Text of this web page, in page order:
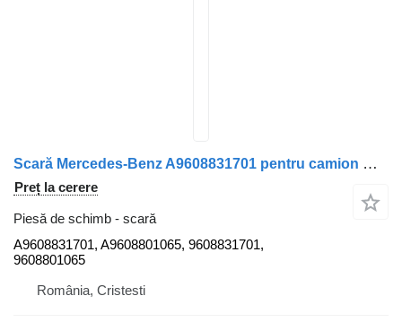
Scară Mercedes-Benz A9608831701 pentru camion Mercedes-Benz Actros MP4 1845
Preț la cerere
Piesă de schimb - scară
A9608831701, A9608801065, 9608831701,
9608801065
România, Cristesti